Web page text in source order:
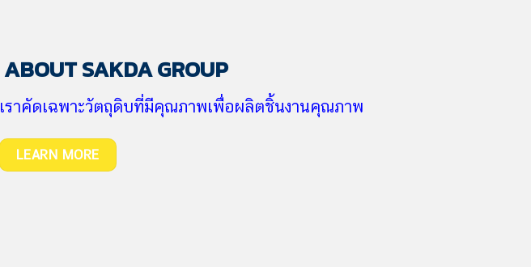
ABOUT SAKDA GROUP
เราคัดเฉพาะวัตถุดิบที่มีคุณภาพเพื่อผลิตชิ้นงานคุณภาพ
LEARN MORE